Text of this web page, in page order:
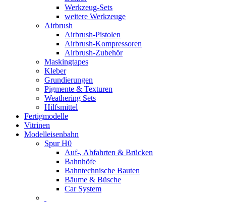
Werkzeug-Sets
weitere Werkzeuge
Airbrush
Airbrush-Pistolen
Airbrush-Kompressoren
Airbrush-Zubehör
Maskingtapes
Kleber
Grundierungen
Pigmente & Texturen
Weathering Sets
Hilfsmittel
Fertigmodelle
Vitrinen
Modelleisenbahn
Spur H0
Auf-, Abfahrten & Brücken
Bahnhöfe
Bahntechnische Bauten
Bäume & Büsche
Car System